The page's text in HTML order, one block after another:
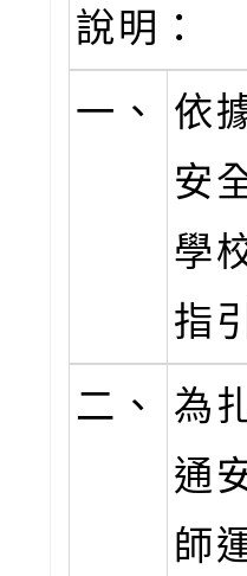
說明：
一、
依
安
學
指
二、
為
通
師